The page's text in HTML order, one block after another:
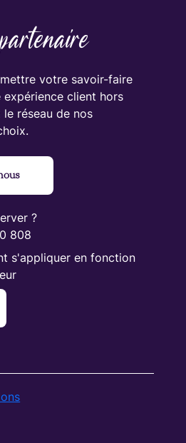
votre savoir-faire
expérience client hors
le réseau de nos
?
808
s'appliquer en fonction